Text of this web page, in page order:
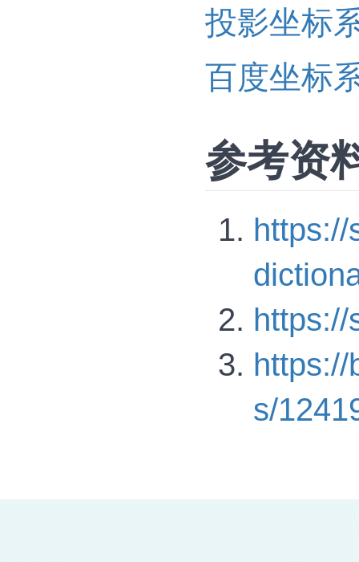
投影坐标
百度坐标
参考资
https://
https://
https://
s/